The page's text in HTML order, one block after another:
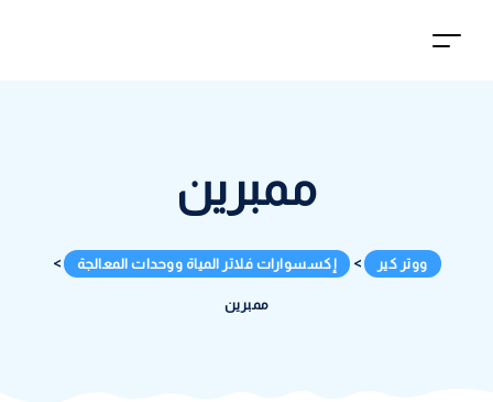
ممبرين
ووتر كير > إكسسوارات فلاتر المياة ووحدات المعالجة >
ممبرين